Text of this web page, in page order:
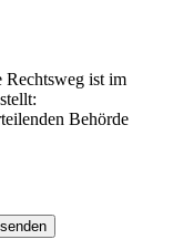
Rechtsweg ist im
Behörde